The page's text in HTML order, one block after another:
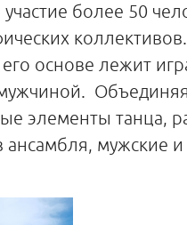
более 50
основе лежит
элементы танца,
мужские